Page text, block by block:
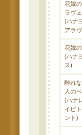
花嫁
ラヴ
(ハナ
アラ
花嫁
(ハナ
ス)
離れ
人の
(ハナ
イビ
ント)